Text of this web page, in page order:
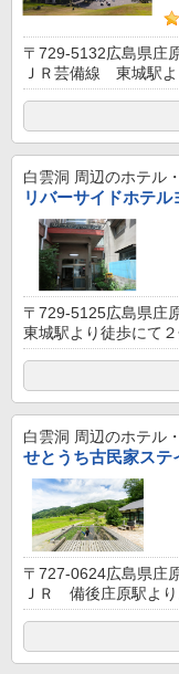
〒729-5132広島県庄
ＪＲ芸備線 東城駅よ
白雲洞 周辺のホテル
リバーサイドホテル
〒729-5125広島県庄
東城駅より徒歩にて
白雲洞 周辺のホテル
せとうち古民家ス
〒727-0624広島県庄
ＪＲ 備後庄原駅よ